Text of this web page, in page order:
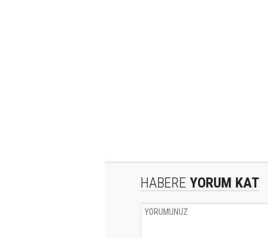
HABERE YORUM KAT